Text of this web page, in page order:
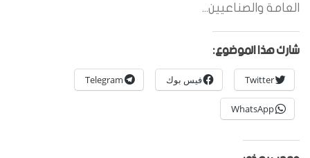
العامة والصناعيين...
شارك هذا الموضوع:
Twitter فيس بوك Telegram
WhatsApp